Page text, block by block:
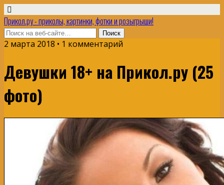
Прикол.ру - приколы, картинки, фотки и розыгрыши!
2 марта 2018 • 1 комментарий
Девушки 18+ на Прикол.ру (25
фото)